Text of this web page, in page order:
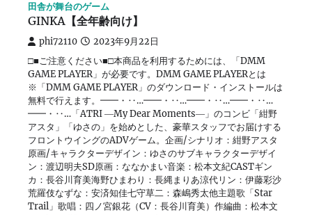
田舎が舞台のゲーム
GINKA【全年齢向け】
phi72110 2023年9月22日
□■ご注意ください■□本商品を利用するためには、「DMM
GAME PLAYER」が必要です。DMM GAME PLAYERとは
※「DMM GAME PLAYER」のダウンロード・インストールは
無料で行えます。━━・‥…━━・‥…━━・‥…━━・‥…
━━・‥…「ATRI ―My Dear Moments―」のコンビ「紺野
アスタ」「ゆさの」を始めとした、豪華スタッフでお届けする
フロントウイングのADVゲーム。企画/シナリオ：紺野アスタ
原画/キャラクターデザイン：ゆさのサブキャラクターデザイ
ン：渡辺明夫SD原画：ななかまい音楽：松本文紀CASTギン
カ：長谷川育美海野ひまわり：長縄まりあ涼代リン：伊藤彩沙
荒羅伎なずな：安済知佳七守草二：森嶋秀太他主題歌「Star
Trail」歌唱：四ノ宮銀花（CV：長谷川育美）作編曲：松本文